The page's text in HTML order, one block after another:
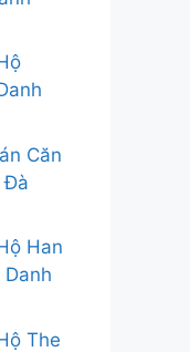
Căn
Đà
Han
The